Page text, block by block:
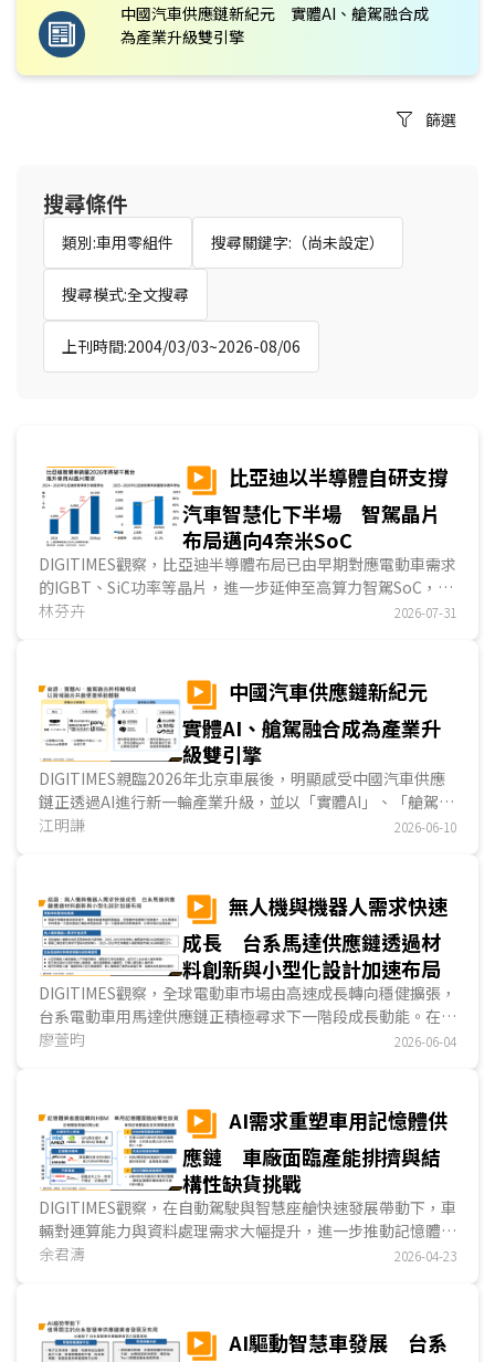
中國汽車供應鏈新紀元 實體AI、艙駕融合成
為產業升級雙引擎
篩選
搜尋條件
類別:車用零組件 搜尋關鍵字:（尚未設定）
搜尋模式:全文搜尋
上刊時間:2004/03/03~2026-08/06
比亞迪以半導體自研支撐
汽車智慧化下半場 智駕晶片
布局邁向4奈米SoC
DIGITIMES觀察，比亞迪半導體布局已由早期對應電動車需求
的IGBT、SiC功率等晶片，進一步延伸至高算力智駕SoC，亦
反映其汽車事業正由電動化上半場走向智慧化下半場。比亞迪
能力；隨璇璣A3進入車規級4奈米規模化量產，其晶片布局由
功率控制走向智駕核心運算，未來亦具延伸至人形機器人等
Physical AI應用的潛力。...
林芬卉 2026-07-31
中國汽車供應鏈新紀元
實體AI、艙駕融合成為產業升
級雙引擎
DIGITIMES親臨2026年北京車展後，明顯感受中國汽車供應
鏈正透過AI進行新一輪產業升級，並以「實體AI」、「艙駕融
合」為最關鍵要素。實體AI於汽車產業應用主要在自駕領域，
過代理式AI架構實現座艙服務、輔助駕駛功能融合，建立更直
覺的人機互動；整體看來，中國業者正透過AI串連整車功能服
務，打造更便捷的移動體驗。...
江明謙 2026-06-10
無人機與機器人需求快速
成長 台系馬達供應鏈透過材
料創新與小型化設計加速布局
DIGITIMES觀察，全球電動車市場由高速成長轉向穩健擴張，
台系電動車用馬達供應鏈正積極尋求下一階段成長動能。在企
業提升營運效率、AI技術發展與國防需求升溫帶動下，無人機
與運作原理具高度共通性，致使台系業者得以基於既有車用技
術基礎，透過材料創新、馬達小型化與產能擴充，加速無人機
與機器人等非車用市場布局。...
廖萱昀 2026-06-04
AI需求重塑車用記憶體供
應鏈 車廠面臨產能排擠與結
構性缺貨挑戰
DIGITIMES觀察，在自動駕駛與智慧座艙快速發展帶動下，車
輛對運算能力與資料處理需求大幅提升，進一步推動記憶體成
為影響車用系統效能的關鍵元件。隨車輛導入多感測器融合與
鏈正因AI應用崛起而出現產能重新分配，以致於車用記憶體市
場面臨供應緊縮與價格上漲的結構性挑戰。...
余君濤 2026-04-23
AI驅動智慧車發展 台系